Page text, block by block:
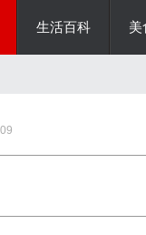
生活百科 美